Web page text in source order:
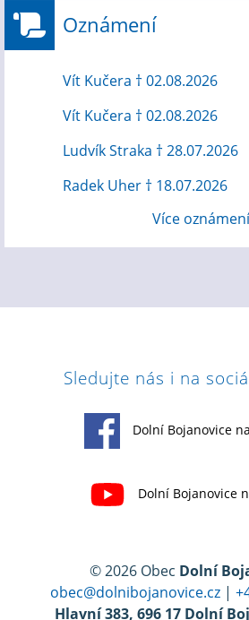
Oznámení
Vít Kučera † 02.08.2026
Vít Kučera † 02.08.2026
Ludvík Straka † 28.07.2026
Radek Uher † 18.07.2026
Více oznámení
Sledujte nás i na
Dolní Bojanovice
Dolní Bojanovice
© 2026 Obec Dolní
obec@dolnibojanovice.cz |
Hlavní 383, 696 17 Dolní